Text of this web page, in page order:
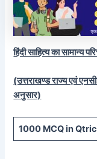
हिंदी साहित्य का सामान्य
(उत्तराखण्ड राज्य एवं
अनुसार)
1000 MCQin